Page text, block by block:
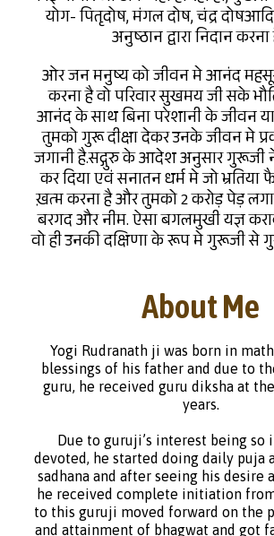
योग- पितृदोष, मंगल दोष, चंद्र
अनुष्ठान द्वारा निदान
ओर जन मनुष्य को जीवन मे आनंद महसूस
करना है वो परिवार सुखमय जी सके
आनंद के साथ बिना परेशानी के जीवन
तुमको गुरू दीक्षा देकर उनके जीवन मे
जगानी है.सद्गुरु के आदेश अनुसार गुरूजी
कर दिया एवं सनातन धर्म मे जो भ्रतिया
ख़त्म करना है और तुमको 2 करोड़ पेड़
बरगद और नीम. ऐसा बगलमुखी यज्ञ
वो ही उनकी दक्षिणा के रूप मे गुरूजी से
About Me
Yogi Rudranath ji was born in
blessings of his father and due to
guru, he received guru diksha at
years.
Due to guruji’s interest being so
devoted, he started doing daily puja
sadhana and after seeing his desire
he received complete initiation
to this guruji moved forward on the
and attainment of bhagwat and got